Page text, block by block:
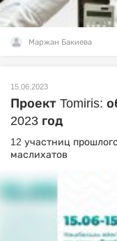
Маржан Бакиева
15.06.2023
Проект Tomiris:
2023 год
12 участниц
маслихатов